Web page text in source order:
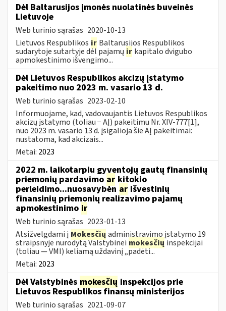
Dėl Baltarusijos įmonės nuolatinės buveinės
Lietuvoje
Web turinio sąrašas 2020-10-13
Lietuvos Respublikos ir Baltarusijos Respublikos
sudarytoje sutartyje dėl pajamų ir kapitalo dvigubo
apmokestinimo išvengimo...
Dėl Lietuvos Respublikos akcizų įstatymo
pakeitimo nuo 2023 m. vasario 13 d.
Web turinio sąrašas 2023-02-10
Informuojame, kad, vadovaujantis Lietuvos Respublikos
akcizų įstatymo (toliau − AĮ) pakeitimu Nr. XIV-777[1],
nuo 2023 m. vasario 13 d. įsigalioja šie AĮ pakeitimai:
nustatoma, kad akcizais...
Metai: 2023
2022 m. laikotarpiu gyventojų gautų finansinių
priemonių pardavimo ar kitokio
perleidimo...nuosavybėn ar išvestinių
finansinių priemonių realizavimo pajamų
apmokestinimo ir
Web turinio sąrašas 2023-01-13
Atsižvelgdami į Mokesčių administravimo įstatymo 19
straipsnyje nurodytą Valstybinei mokesčių inspekcijai
(toliau — VMI) keliamą uždavinį „padėti...
Metai: 2023
Dėl Valstybinės mokesčių inspekcijos prie
Lietuvos Respublikos finansų ministerijos
Web turinio sąrašas 2021-09-07